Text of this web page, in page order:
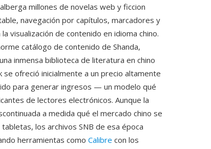
millones de novelas web y ficcion
navegación por capítulos, marcadores y
visualización de contenido en idioma chino.
catálogo de contenido de Shanda,
inmensa biblioteca de literatura en chino
ofreció inicialmente a un precio altamente
para generar ingresos — un modelo qué
de lectores electrónicos. Aunque la
a medida qué el mercado chino se
los archivos SNB de esa época
herramientas como Calibre con los